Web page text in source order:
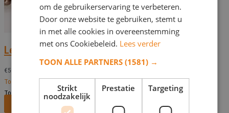
Leeuwenpaar PL 4467
€569,00
Toevoegen aan verlanglijst
Toevoegen aan verlanglijst
Bekijk dit monument
om de gebruikerservaring te verbeteren.
Door onze website te gebruiken, stemt u
in met alle cookies in overeenstemming
met ons Cookiebeleid. Lees verder
TOON ALLE PARTNERS(1581) →
Strikt
noodzakelijk
Prestatie Targeting